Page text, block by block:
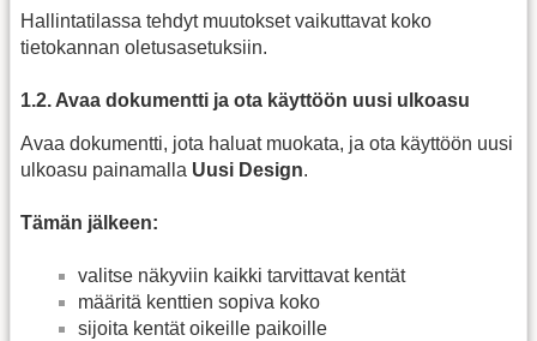
Hallintatilassa tehdyt muutokset vaikuttavat koko
tietokannan oletusasetuksiin.
1.2. Avaa dokumentti ja ota käyttöön uusi ulkoasu
Avaa dokumentti, jota haluat muokata, ja ota käyttöön uusi
ulkoasu painamalla Uusi Design.
Tämän jälkeen:
valitse näkyviin kaikki tarvittavat kentät
määritä kenttien sopiva koko
sijoita kentät oikeille paikoille